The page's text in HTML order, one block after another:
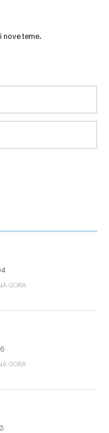
nove teme.
GORA
GORA